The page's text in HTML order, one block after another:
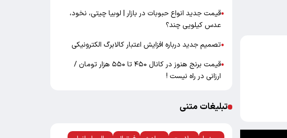
●قیمت جدید انواع حبوبات در بازار | لوبیا چیتی، نخود،
عدس کیلویی چند؟
●تصمیم جدید درباره افزایش اعتبار کالابرگ الکترونیکی
●
قیمت برنج هنوز در کانال ۴۵۰ تا ۵۵۰ هزار تومان /
ارزانی در راه نیست !
تبلیغات متنی